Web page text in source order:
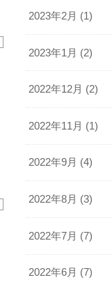
2023年2月 (1)
2023年1月 (2)
2022年12月 (2)
2022年11月 (1)
2022年9月 (4)
2022年8月 (3)
2022年7月 (7)
2022年6月 (7)